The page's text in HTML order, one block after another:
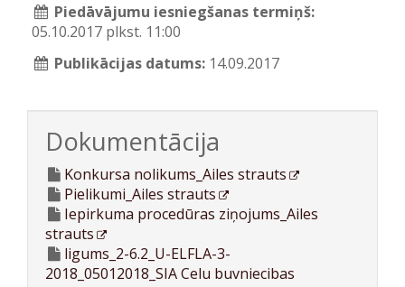
Piedāvājumu iesniegšanas termiņš:
05.10.2017 plkst. 11:00
Publikācijas datums: 14.09.2017
Dokumentācija
Konkursa nolikums_Ailes strauts
Pielikumi_Ailes strauts
Iepirkuma procedūras ziņojums_Ailes
strauts
ligums_2-6.2_U-ELFLA-3-
2018_05012018_SIA Celu buvniecibas